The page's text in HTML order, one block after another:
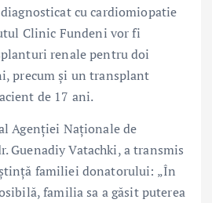
cu cardiomiopatie
Clinic Fundeni vor fi
renale pentru doi
precum și un transplant
de 17 ani.
Agenției Naționale de
Guenadiy Vatachki, a transmis
familiei donatorului: „În
familia sa a găsit puterea